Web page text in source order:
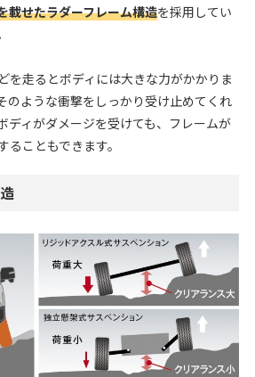
載せたラダーフレーム構造を採用してい
を走るとボディには大きな力がかかりま
のような衝撃をしっかり受け止めてくれ
ディがダメージを受けても、フレームが
こともできます。